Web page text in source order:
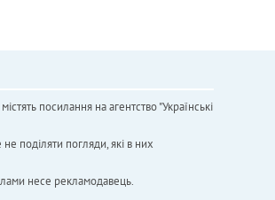
посилання на агентство "Українськi
поділяти погляди, які в них
несе рекламодавець.